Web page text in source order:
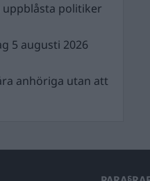
politiker
5 augusti 2026
anhöriga utan att